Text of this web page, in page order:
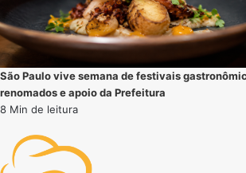
São Paulo vive semana de festivais
renomados e apoio da Prefeitura
8 Min de leitura